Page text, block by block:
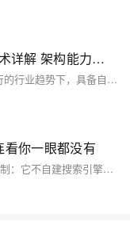
基于OpenClaw的阿里云JVS Claw技术详解 架构能力、部署流程与二次开发实操指南
在AI智能体逐步从纯对话交互转向自主任务执行的行业趋势下，具备自动化操作能力的AI执行助理成为个人办公、开发工作、团队协作的重要工具。阿里云JVS Claw是基于OpenClaw开源框架打造的新一代AI智能执行助理，区别于传统对话型AI，它可以作为独立数字员工，在隔离的运行环境中自主完成文档处理、代码编写、网页操作、日程管理等多样化任务。该产品支持云端、本地两种部署模式，搭配可视化运行界面、海量拓展技能与金融级安全隔离机制，兼顾易用性、安全性与拓展性。
你一眼都没有
本文深度拆解DeepSeek联网搜索的答案生成机制：它不自建搜索引擎，而是调用Bing API；答案生成含7步——判断联网、需求拆解、语义扩词、Bing检索、精读筛选（重标题具体度/域名信任度/时效性）、交叉验证（仅逻辑可信，非事实核查）、整合输出。揭示GEO优化必须先确保内容被Bing收录，结构化、多源一致、Schema标记等动作才有效。知其所以然，方能精准优化。